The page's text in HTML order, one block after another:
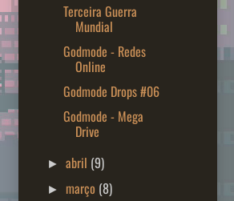
Terceira Guerra
Mundial
Godmode - Redes
Online
Godmode Drops #06
Godmode - Mega
Drive
►abril (9)
► março (8)